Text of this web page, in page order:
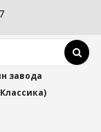
завода